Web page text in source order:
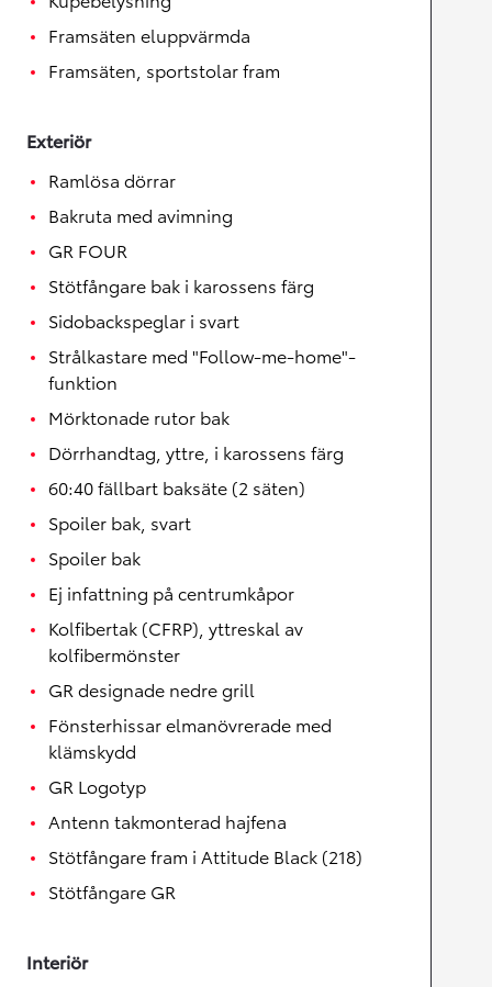
Framsäten eluppvärmda
Framsäten, sportstolar fram
Exteriör
Ramlösa dörrar
Bakruta med avimning
GR FOUR
Stötfångare bak i karossens färg
Sidobackspeglar i svart
Strålkastare med "Follow-me-home"-
funktion
Mörktonade rutor bak
Dörrhandtag, yttre, i karossens färg
60:40 fällbart baksäte (2 säten)
Spoiler bak, svart
Spoiler bak
Ej infattning på centrumkåpor
Kolfibertak (CFRP), yttreskal av
kolfibermönster
GR designade nedre grill
Fönsterhissar elmanövrerade med
klämskydd
GR Logotyp
Antenn takmonterad hajfena
Stötfångare fram i Attitude Black (218)
Stötfångare GR
Interiör